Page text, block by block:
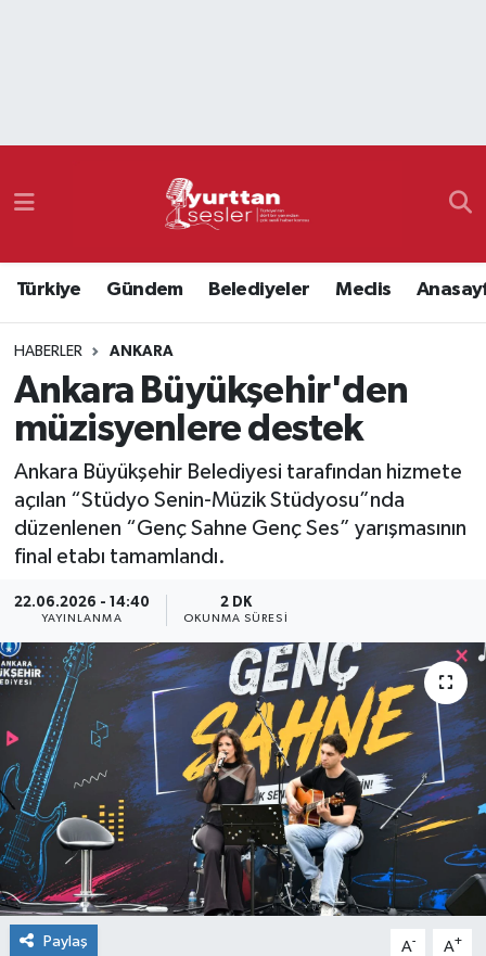
Türkiye Gündem Belediyeler Meclis
HABERLER ANKARA
Ankara Büyükşehir'den
müzisyenlere destek
Ankara Büyükşehir Belediyesi tarafından hizmete
açılan “Stüdyo Senin-Müzik Stüdyosu”nda
düzenlenen “Genç Sahne Genç Ses” yarışmasının
final etabı tamamlandı.
22.06.2026 - 14:40
YAYINLANMA
2 DK
OKUNMA SÜRESI
Paylaş A- A+
Namaz Vakitleri
Süper Lig Puan Durumu ve Fikstür
Tüm Manşetler
Son Dakika Haberleri
Haber Arşivi